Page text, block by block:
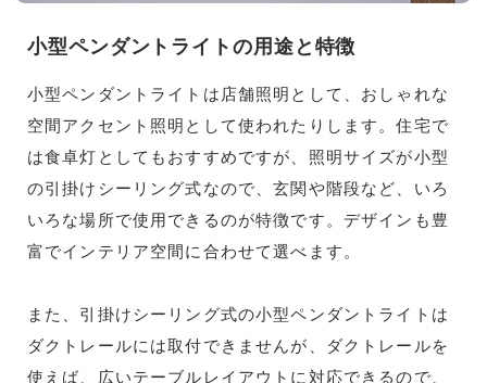
小型ペンダントライトの用途と特徴
小型ペンダントライトは店舗照明として、おしゃれな
空間アクセント照明として使われたりします。住宅で
は食卓灯としてもおすすめですが、照明サイズが小型
の引掛けシーリング式なので、玄関や階段など、いろ
いろな場所で使用できるのが特徴です。デザインも豊
富でインテリア空間に合わせて選べます。
また、引掛けシーリング式の小型ペンダントライトは
ダクトレールには取付できませんが、ダクトレールを
使えば、広いテーブルレイアウトに対応できるので、